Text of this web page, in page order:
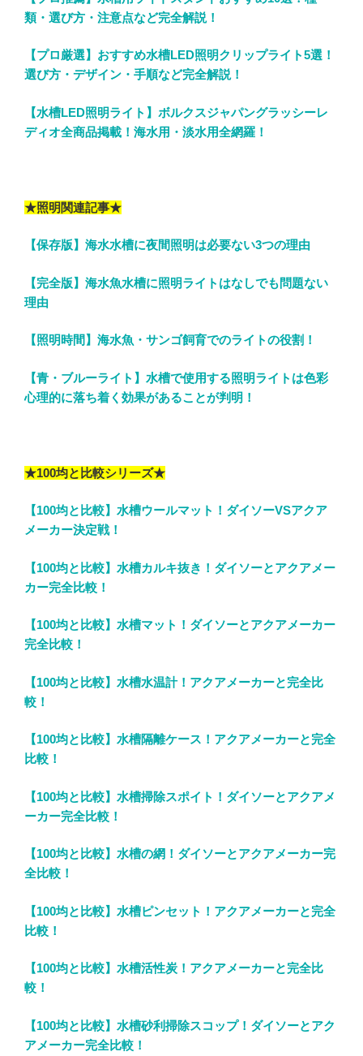
類・選び方・注意点など完全解説！
【プロ厳選】おすすめ水槽LED照明クリップライト5選！
選び方・デザイン・手順など完全解説！
【水槽LED照明ライト】ボルクスジャパングラッシーレ
ディオ全商品掲載！海水用・淡水用全網羅！
★照明関連記事★
【保存版】海水水槽に夜間照明は必要ない3つの理由
【完全版】海水魚水槽に照明ライトはなしでも問題ない
理由
【照明時間】海水魚・サンゴ飼育でのライトの役割！
【青・ブルーライト】水槽で使用する照明ライトは色彩
心理的に落ち着く効果があることが判明！
★100均と比較シリーズ★
【100均と比較】水槽ウールマット！ダイソーVSアクア
メーカー決定戦！
【100均と比較】水槽カルキ抜き！ダイソーとアクアメー
カー完全比較！
【100均と比較】水槽マット！ダイソーとアクアメーカー
完全比較！
【100均と比較】水槽水温計！アクアメーカーと完全比
較！
【100均と比較】水槽隔離ケース！アクアメーカーと完全
比較！
【100均と比較】水槽掃除スポイト！ダイソーとアクアメ
ーカー完全比較！
【100均と比較】水槽の網！ダイソーとアクアメーカー完
全比較！
【100均と比較】水槽ピンセット！アクアメーカーと完全
比較！
【100均と比較】水槽活性炭！アクアメーカーと完全比
較！
【100均と比較】水槽砂利掃除スコップ！ダイソーとアク
アメーカー完全比較！